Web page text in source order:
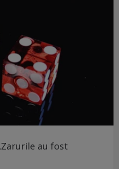
au fost